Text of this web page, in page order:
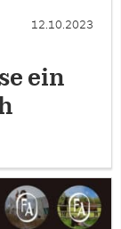
12.10.2023
ein